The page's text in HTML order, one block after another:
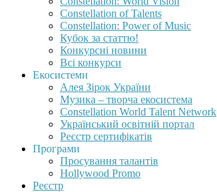
Constellation of Talents
Constellation: Power of Music
Кубок за статтю!
Конкурсні новини
Всі конкурси
Екосистеми
Алея Зірок України
Музика – творча екосистема
Constellation World Talent Network
Український освітній портал
Реєстр сертифікатів
Програми
Просування талантів
Hollywood Promo
Реєстр